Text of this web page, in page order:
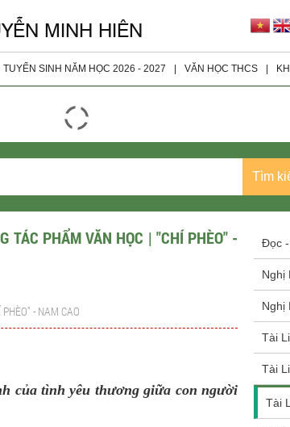
MINH HIÊN
Học
TUYỂN SINH NĂM HỌC 2026 - 2027 VĂN HỌC THCS
Tài Liệu Lớp 7
Tài Liệu Lớp 6
Tìm
TÁC PHẨM VĂN HỌC | "CHÍ PHÈO" -
- NAM CAO
của tình yêu thương giữa con người
Đọc
Nghị
Nghị
Tài
Tài
Tài